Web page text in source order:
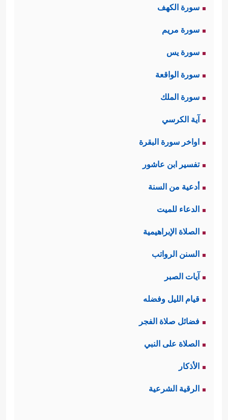
سورة الكهف
سورة مريم
سورة يس
سورة الواقعة
سورة الملك
آية الكرسي
اواخر سورة البقرة
تفسير ابن عاشور
أدعية من السنة
الدعاء للميت
الصلاة الإبراهيمية
السنن الرواتب
آيات الصبر
قيام الليل وفضله
فضائل صلاة الفجر
الصلاة على النبي
الأذكار
الرقية الشرعية